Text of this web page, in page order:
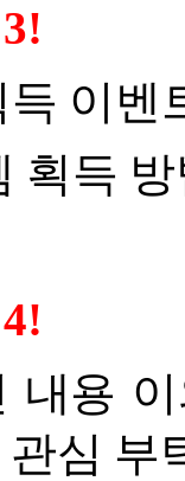
득 이벤
획득
내용
심 부